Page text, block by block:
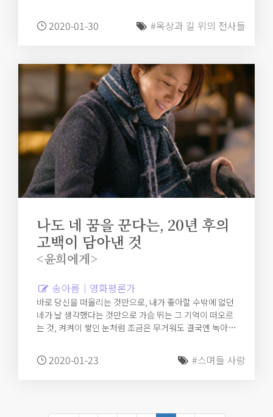
번 새롭게 생성되는 만남과 연대를 가능케 하지 않을까. 너
무 크고 폭력적이며 도저히 개인의 힘으로 돌파할 여지가
2020-01-30 #옥상과 길 위의 전사들
나도 네 꿈을 꾼다는, 20년 후의
고백이 담아낸 것
<윤희에게>
송아름｜영화평론가
바로 당신을 떠올리는 것만으로, 내가 좋아할 수밖에 없던
네가 날 생각했다는 것만으로 가슴 뛰는 그 기억이 떠오르
는 것, 켜켜이 쌓인 눈처럼 조금은 무거워도 결국엔 녹아
인가.2020-01-23 #스며들 사랑